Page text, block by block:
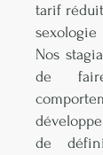
tarif
Nos
de
de